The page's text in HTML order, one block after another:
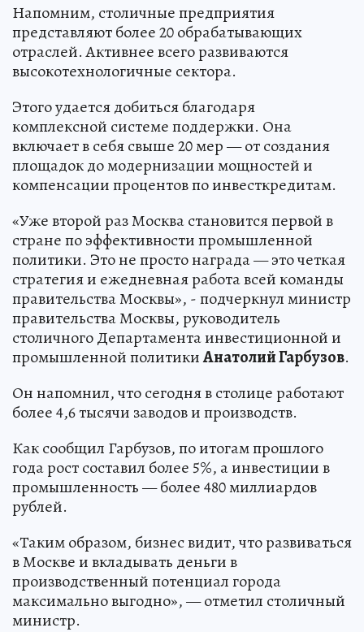
Напомним, столичные предприятия
представляют более 20 обрабатывающих
отраслей. Активнее всего развиваются
высокотехнологичные сектора.
Этого удается добиться благодаря
комплексной системе поддержки. Она
включает в себя свыше 20 мер — от создания
площадок до модернизации мощностей и
компенсации процентов по инвесткредитам.
«Уже второй раз Москва становится первой в
стране по эффективности промышленной
политики. Это не просто награда — это четкая
стратегия и ежедневная работа всей команды
правительства Москвы», - подчеркнул министр
правительства Москвы, руководитель
столичного Департамента инвестиционной и
промышленной политикиАнатолий Гарбузов.
Он напомнил, что сегодня в столице работают
более 4,6 тысячи заводов и производств.
Как сообщил Гарбузов, по итогам прошлого
года рост составил более 5%, а инвестиции в
промышленность — более 480 миллиардов
рублей.
«Таким образом, бизнес видит, что развиваться
в Москве и вкладывать деньги в
производственный потенциал города
максимально выгодно», — отметил столичный
министр.